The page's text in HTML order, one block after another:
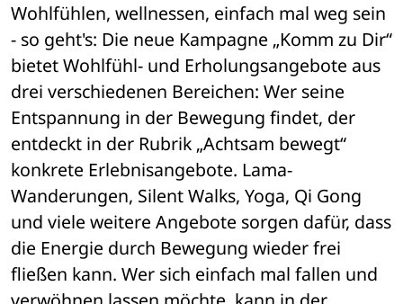
Wohlfühlen, wellnessen, einfach mal weg sein
- so geht's: Die neue Kampagne „Komm zu Dir“
bietet Wohlfühl- und Erholungsangebote aus
drei verschiedenen Bereichen: Wer seine
Entspannung in der Bewegung findet, der
entdeckt in der Rubrik „Achtsam bewegt“
konkrete Erlebnisangebote. Lama-
Wanderungen, Silent Walks, Yoga, Qi Gong
und viele weitere Angebote sorgen dafür, dass
die Energie durch Bewegung wieder frei
fließen kann. Wer sich einfach mal fallen und